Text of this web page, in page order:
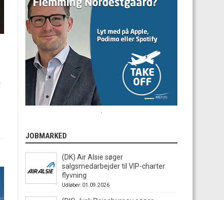
JOBMARKED
(DK) Air Alsie søger
salgsmedarbejder til VIP-charter
flyvning
Udløber: 01.09.2026